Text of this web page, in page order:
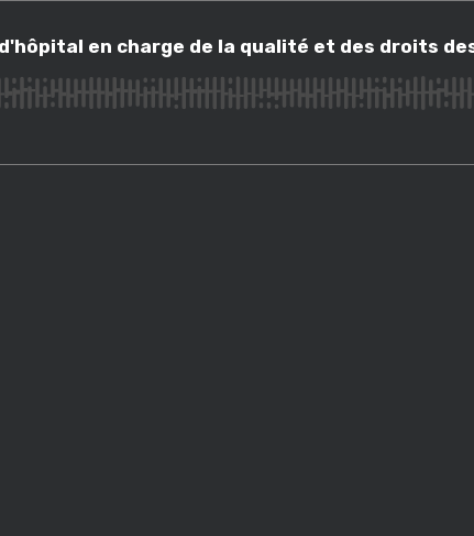
en charge de la qualité et des droits des patients
en charge de la qualité et des droits